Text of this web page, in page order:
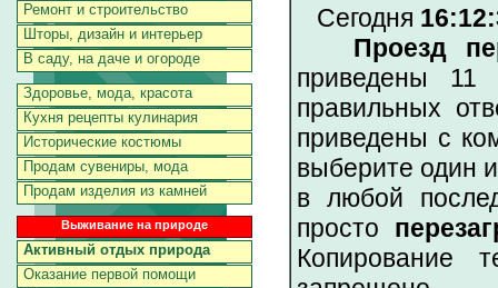
Ремонт и строительство
Шторы, дизайн и интерьер
В саду, на даче и огороде
Здоровье, мода, красота
Кухня рецепты кулинария
Исторические костюмы
Продам сувениры, мода
Продам изделия из камней
Выживание на природе
Активный отдых природа
Оказание первой помощи
Сегодня
Проезд
приведены
правильных
приведены с
выберите один
в любой
просто
Копирование